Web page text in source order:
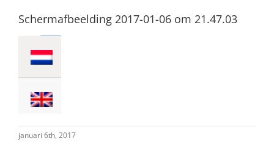
Schermafbeelding 2017-01-06 om 21.47.03
januari 6th, 2017